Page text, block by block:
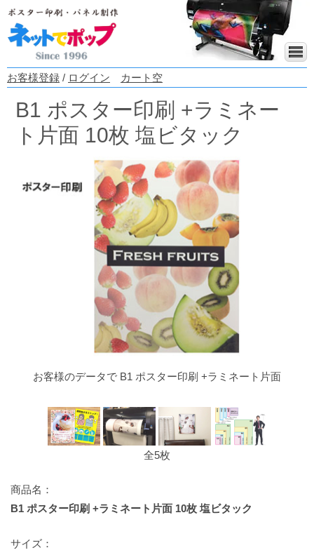
お客様登録 / ログイン カート空
B1 ポスター印刷 +ラミネー
ト片面 10枚 塩ビタック
お客様のデータで B1 ポスター印刷 +ラミネート片面
全5枚
商品名：
B1 ポスター印刷 +ラミネート片面 10枚 塩ビタック
サイズ：